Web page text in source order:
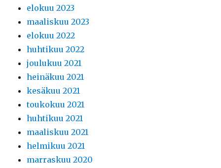
elokuu 2023
maaliskuu 2023
elokuu 2022
huhtikuu 2022
joulukuu 2021
heinäkuu 2021
kesäkuu 2021
toukokuu 2021
huhtikuu 2021
maaliskuu 2021
helmikuu 2021
marraskuu 2020